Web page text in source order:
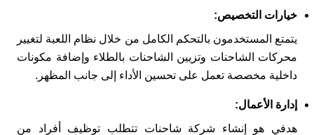
خيارات التخصيص:
يتمتع المستخدمون بالتحكم الكامل من خلال نظام اللعبة لتغيير
محركات الشاحنات وتزيين الشاحنات بالطلاء وإضافة مكونات
داخلية مخصصة تعمل على تحسين الأداء إلى جانب المظهر.
إدارة الأعمال:
هدفي هو إنشاء شركة شاحنات تتطلب توظيف أفراد من